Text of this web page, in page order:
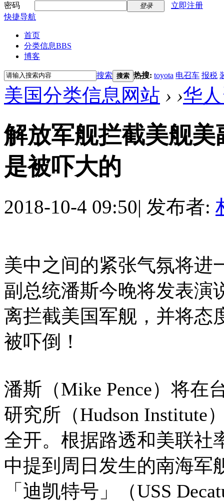
密码
登录
立即注册
快捷导航
首页
分类信息BBS
博客
搜索 搜索 热搜: toyota 电召车 报税
美国分类信息网站 › ›华
解放军舰拦截美舰
是被吓大的
2018-10-4 09:50| 发布者:
美中之间的紧张气氛将进
副总统潘斯今晚将发表演
离拦截美国军舰，并将态
被吓倒！
潘斯（Mike Pence）将在
研究所（Hudson Institute
全开。根据路透和美联社
中提到周日发生的南海军
「迪凯特号」（USS